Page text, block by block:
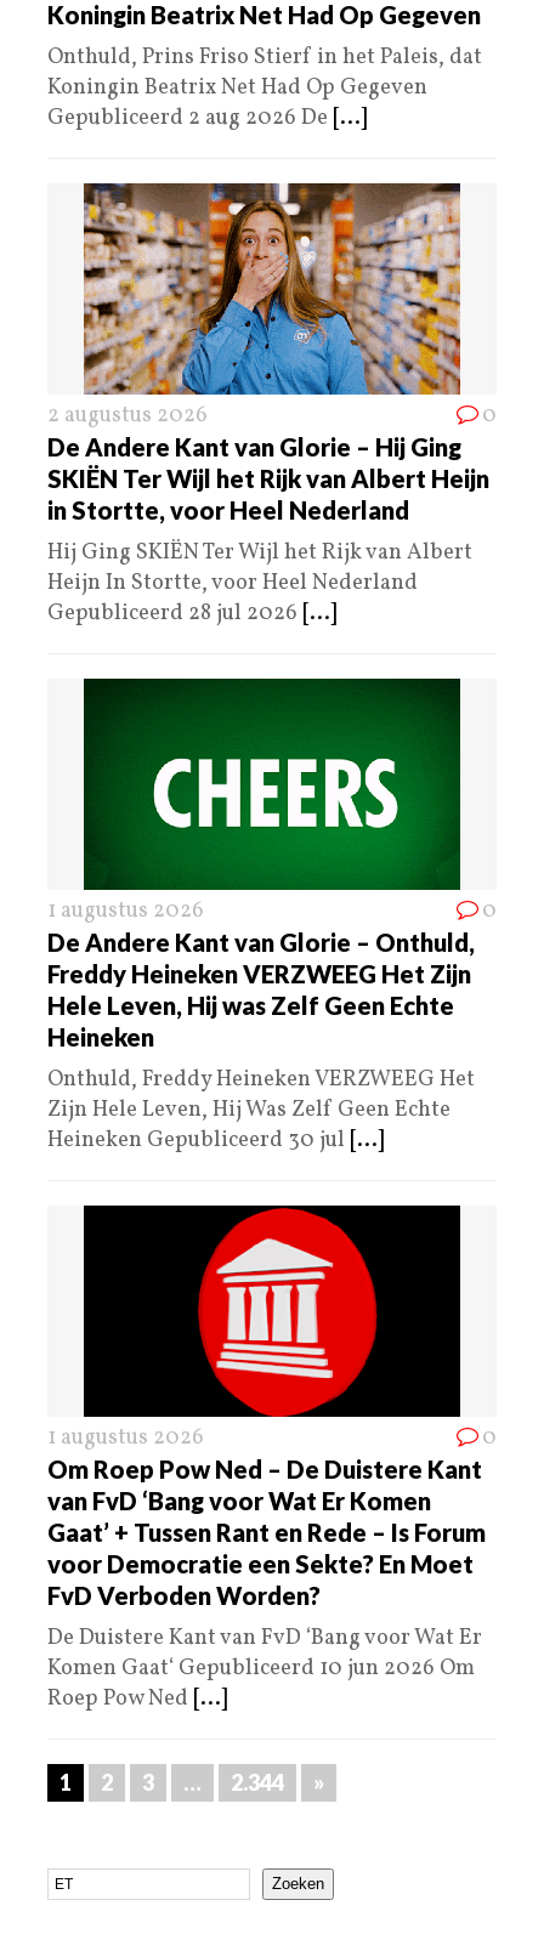
Koningin Beatrix Net Had Op Gegeven
Onthuld, Prins Friso Stierf in het Paleis, dat
Koningin Beatrix Net Had Op Gegeven
Gepubliceerd 2 aug 2026 De [...]
2 augustus 2026 0
De Andere Kant van Glorie – Hij Ging
SKIËN Ter Wijl het Rijk van Albert Heijn
in Stortte, voor Heel Nederland
Hij Ging SKIËN Ter Wijl het Rijk van Albert
Heijn In Stortte, voor Heel Nederland
Gepubliceerd 28 jul 2026 [...]
1 augustus 2026 0
De Andere Kant van Glorie – Onthuld,
Freddy Heineken VERZWEEG Het Zijn
Hele Leven, Hij was Zelf Geen Echte
Heineken
Onthuld, Freddy Heineken VERZWEEG Het
Zijn Hele Leven, Hij Was Zelf Geen Echte
Heineken Gepubliceerd 30 jul [...]
1 augustus 2026 0
Om Roep Pow Ned – De Duistere Kant
van FvD ‘Bang voor Wat Er Komen
Gaat’ + Tussen Rant en Rede – Is Forum
voor Democratie een Sekte? En Moet
FvD Verboden Worden?
De Duistere Kant van FvD ‘Bang voor Wat Er
Komen Gaat‘ Gepubliceerd 10 jun 2026 Om
Roep Pow Ned [...]
1 2 3 … 2.344 »
Zoeken